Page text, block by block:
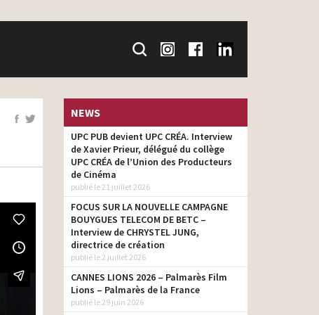
NEWS
UPC PUB devient UPC CRÉA. Interview
de Xavier Prieur, délégué du collège
UPC CRÉA de l’Union des Producteurs
de Cinéma
publié le 21 juillet 2026
FOCUS SUR LA NOUVELLE CAMPAGNE
BOUYGUES TELECOM DE BETC –
Interview de CHRYSTEL JUNG,
directrice de création
publié le 2 juillet 2026
CANNES LIONS 2026 – Palmarès Film
Lions – Palmarès de la France
publié le 29 juin 2026